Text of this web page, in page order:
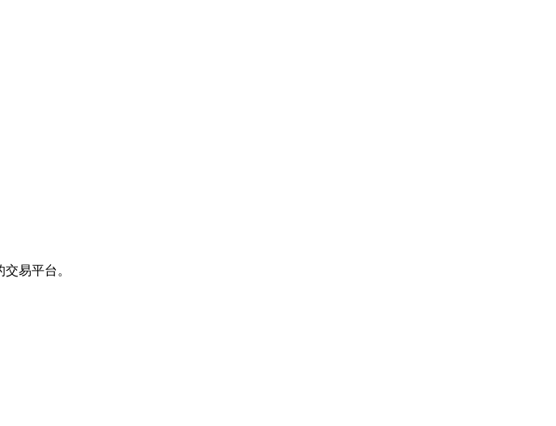
易平台。